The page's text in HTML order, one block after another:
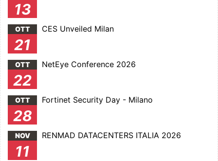
13
OTT
21
CES Unveiled Milan
OTT
22
NetEye Conference 2026
OTT
28
Fortinet Security Day - Milano
NOV
11
RENMAD DATACENTERS ITALIA 2026